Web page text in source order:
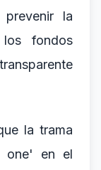
la
fondos
la trama
one' en el